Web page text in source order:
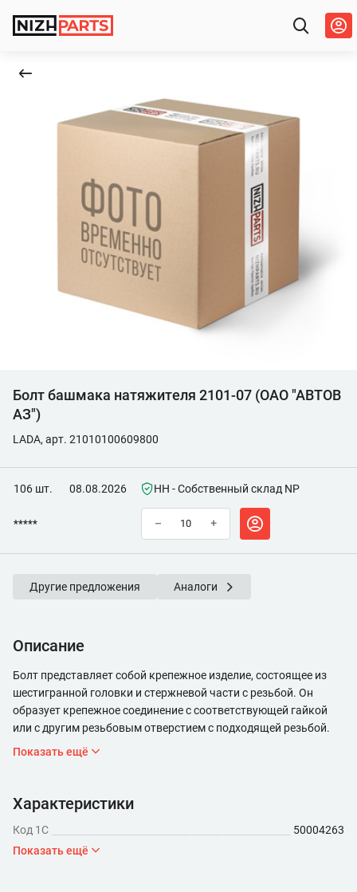
Болт башмака натяжителя 2101-07 (ОАО "АВТОВ
АЗ")
LADA, арт. 21010100609800
106 шт. 08.08.2026 НН - Собственный склад NP
***** – +
Другие предложения Аналоги
Описание
Болт представляет собой крепежное изделие, состоящее из
шестигранной головки и стержневой части с резьбой. Он
образует крепежное соединение с соответствующей гайкой
или с другим резьбовым отверстием с подходящей резьбой.
Показать ещё
Характеристики
Код 1С
50004263
Показать ещё